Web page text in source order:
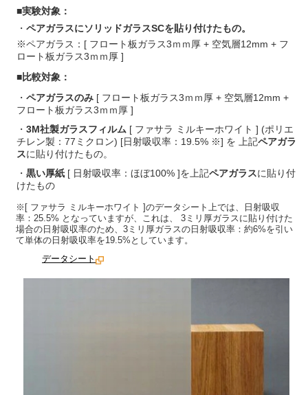
■実験対象：
・ ペアガラスにソリッドガラスSCを貼り付けたもの。
※ペアガラス：[ フロート板ガラス3ｍｍ厚 + 空気層12mm + フ
ロート板ガラス3ｍｍ厚 ]
■比較対象：
・ ペアガラスのみ [ フロート板ガラス3ｍｍ厚 + 空気層12mm +
フロート板ガラス3ｍｍ厚 ]
・ 3M社製ガラスフィルム [ ファサラ ミルキーホワイト ] (ポリエ
チレン製：77ミクロン) [日射吸収率：19.5% ※] を 上記ペアガラ
スに貼り付けたもの。
・ 黒い厚紙 [ 日射吸収率：ほぼ100% ]を上記ペアガラスに貼り付
けたもの
※[ ファサラ ミルキーホワイト ]のデータシート上では、日射吸収
率：25.5% となっていますが、これは、 3ミリ厚ガラスに貼り付けた
場合の日射吸収率のため、3ミリ厚ガラスの日射吸収率：約6%を引い
て単体の日射吸収率を19.5%としています。
データシート